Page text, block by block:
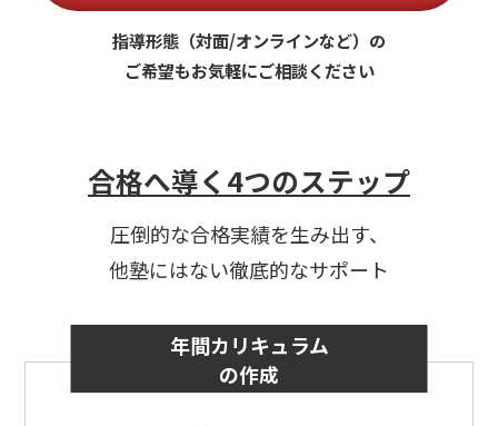
指導形態（対面/オンラインなど）の
ご希望もお気軽にご相談ください
合格へ導く4つのステップ
圧倒的な合格実績を生み出す、
他塾にはない徹底的なサポート
年間カリキュラム
の作成